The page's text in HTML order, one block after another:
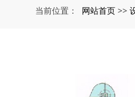
当前位置： 网站首页 >>